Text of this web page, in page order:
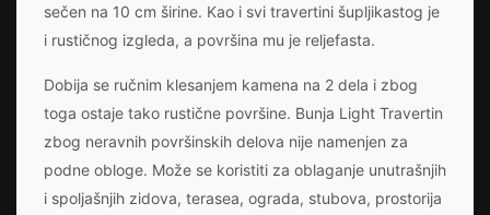
sečen na 10 cm širine. Kao i svi travertini šupljikastog je
i rustičnog izgleda, a površina mu je reljefasta.
Dobija se ručnim klesanjem kamena na 2 dela i zbog
toga ostaje tako rustične površine. Bunja Light Travertin
zbog neravnih površinskih delova nije namenjen za
podne obloge. Može se koristiti za oblaganje unutrašnjih
i spoljašnjih zidova, terasea, ograda, stubova, prostorija